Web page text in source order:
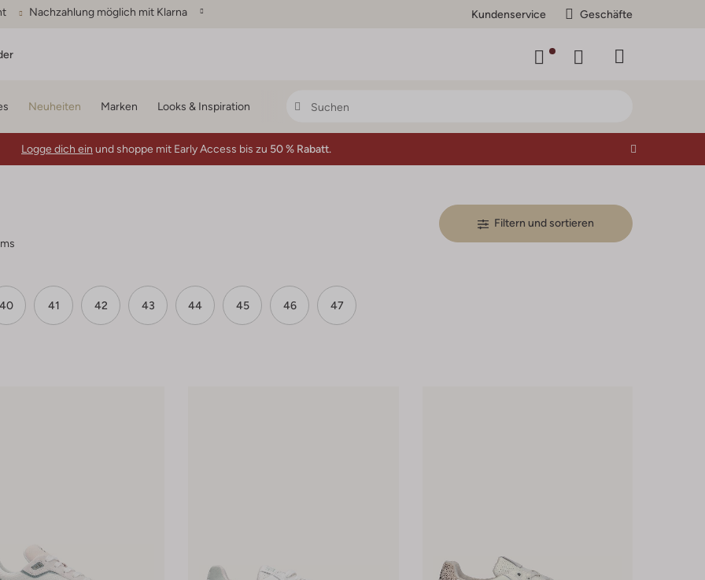
Nachzahlung möglich mit Klarna Kundenservice Geschäfte
Neuheiten Marken Looks & Inspiration
Logge dich ein und shoppe mit Early Access bis zu 50 % Rabatt.
Filtern und sortieren
40 41 42 43 44 45 46 47